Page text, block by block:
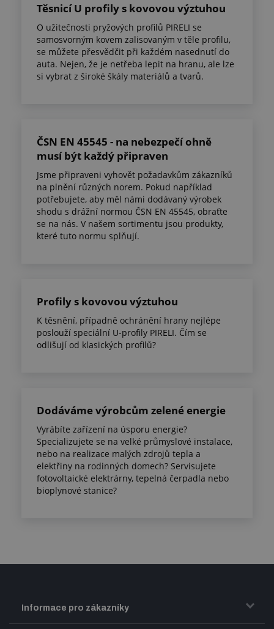
Těsnicí U profily s kovovou výztuhou
O užitečnosti pryžových profilů PIRELI se
samosvorným kovem zalisovaným v těle profilu,
se můžete přesvědčit při každém nasednutí do
auta. Nejen, že je netřeba lepit na hranu, ale lze
si vybrat z široké škály materiálů a tvarů.
ČSN EN 45545 - na nebezpečí ohně
musí být každý připraven
Jsme připraveni vyhovět požadavkům zákazníků
na plnění různých norem. Pokud například
potřebujete, aby měl námi dodávaný výrobek
shodu s drážní normou ČSN EN 45545, obraťte
se na nás. V našem sortimentu jsou produkty,
které tuto normu splňují.
Profily s kovovou výztuhou
K těsnění, případně ochránění hrany nejlépe
poslouží speciální U-profily PIRELI. Čím se
odlišují od klasických profilů?
Dodáváme výrobcům zelené energie
Vyrábíte zařízení na úsporu energie?
Specializujete se na velké průmyslové instalace,
nebo na realizace malých zdrojů tepla a
elektřiny na rodinných domech? Servisujete
fotovoltaické elektrárny, tepelná čerpadla nebo
bioplynové stanice?
Informace pro zákazníky